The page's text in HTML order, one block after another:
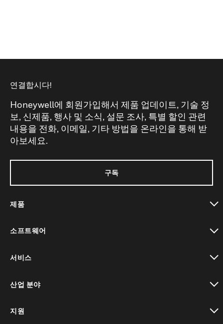
연결합시다!
Honeywell에 회원가입해서 제품 업데이트, 기술 정
보, 신제품, 행사 및 소식, 설문 조사, 특별 할인 관련
내용을 전화, 이메일, 기타 방법을 온라인을 통해 받
아보세요.
구독
제품
소프트웨어
서비스
산업 분야
지원